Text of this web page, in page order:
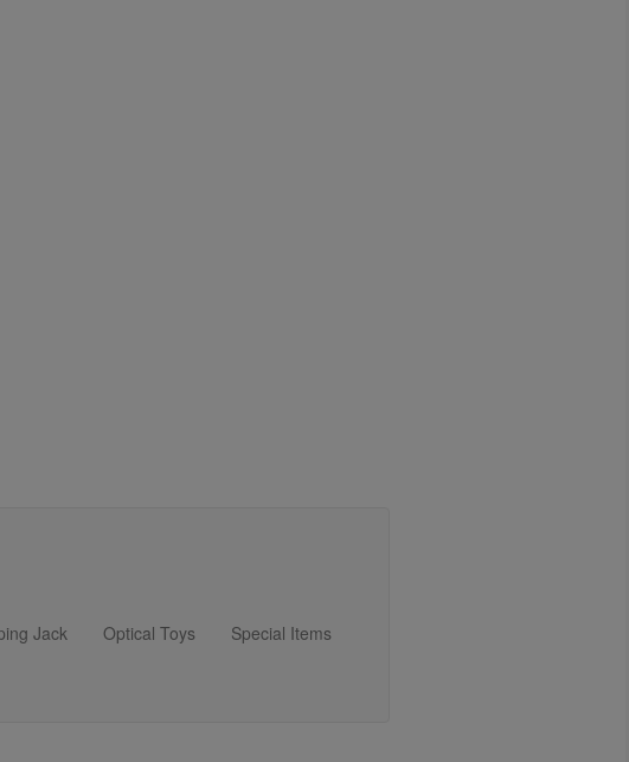
Jack Optical Toys Special Items